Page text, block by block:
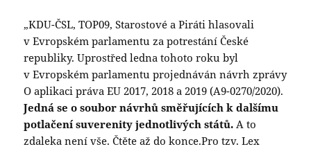
„KDU-ČSL, TOP09, Starostové a Piráti hlasovali
v Evropském parlamentu za potrestání České
republiky. Uprostřed ledna tohoto roku byl
v Evropském parlamentu projednáván návrh zprávy
O aplikaci práva EU 2017, 2018 a 2019 (A9-0270/2020).
Jedná se o soubor návrhů směřujících k dalšímu
potlačení suverenity jednotlivých států. A to
zdaleka není vše. Čtěte až do konce.Pro tzv. Lex